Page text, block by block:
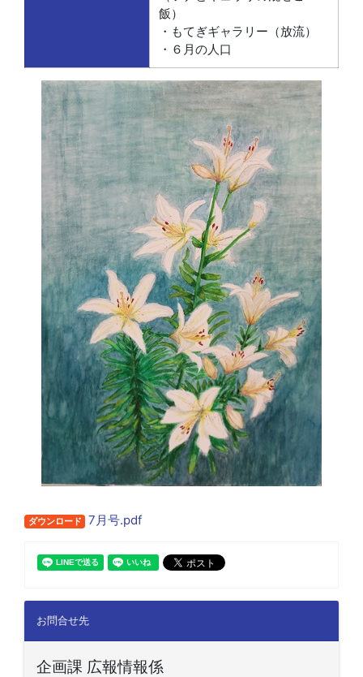
飯）
・もてぎギャラリー（放流）
・６月の人口
ダウンロード 7月号.pdf
お問合せ先
企画課 広報情報係